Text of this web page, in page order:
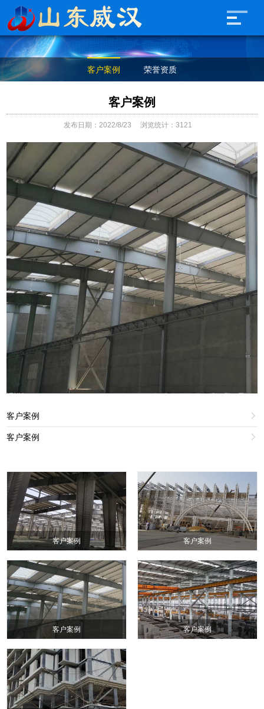
客户案例 荣誉资质
客户案例
发布日期：2022/8/23 浏览统计：3121
客户案例 
客户案例 
客户案例 客户案例
客户案例 客户案例